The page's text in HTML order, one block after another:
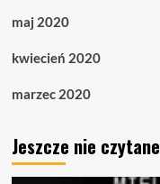
maj 2020
kwiecień 2020
marzec 2020
Jeszcze nie czytane